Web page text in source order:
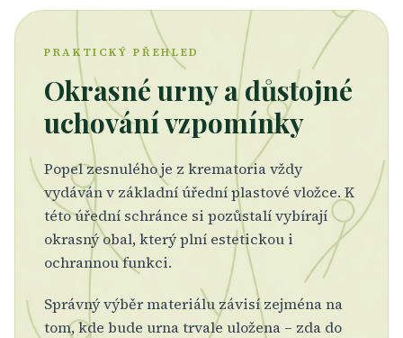
PRAKTICKÝ PŘEHLED
Okrasné urny a důstojné
uchování vzpomínky
Popel zesnulého je z krematoria vždy
vydáván v základní úřední plastové vložce. K
této úřední schránce si pozůstalí vybírají
okrasný obal, který plní estetickou i
ochrannou funkci.
Správný výběr materiálu závisí zejména na
tom, kde bude urna trvale uložena – zda do